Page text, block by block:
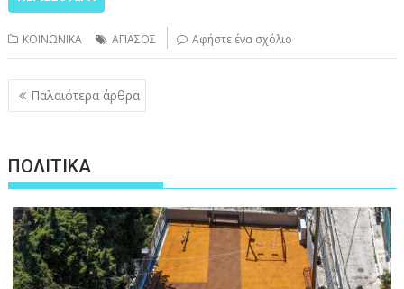
ΚΟΙΝΩΝΙΚΑ ΑΓΙΑΣΟΣ Αφήστε ένα σχόλιο
Πλοήγηση
άρθρων
Παλαιότερα άρθρα
ΠΟΛΙΤΙΚΑ